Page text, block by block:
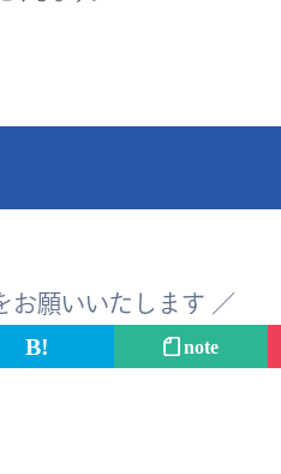
お願いいたします ／
note